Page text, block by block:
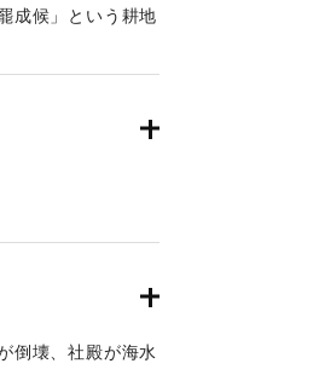
成候」という耕地
倒壊、社殿が海水